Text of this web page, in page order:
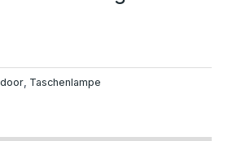
, Taschenlampe